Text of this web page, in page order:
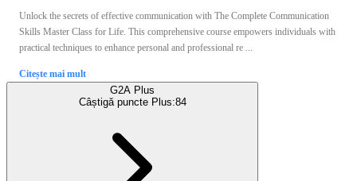
Unlock the secrets of effective communication with The Complete Communication
Skills Master Class for Life. This comprehensive course empowers individuals with
practical techniques to enhance personal and professional re ...
Citește mai mult
G2A Plus
Câștigă puncte Plus:84